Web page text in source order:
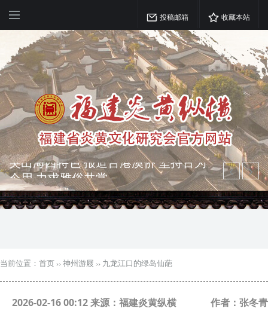
投稿邮箱 收藏本站
弘扬优秀文化 振奋民族精神 介绍民族
瑰宝 宣传中华精英
突出海西特色 报道台港澳侨 坚持古为
当前位置： 首页 ›› 神州游屐 ›› 九龙江口的绿岛仙葩
2026-02-16 00:12 来源：福建炎黄纵横 作者：张冬青